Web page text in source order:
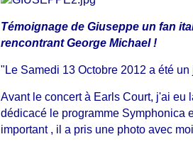
Témoignage de Giuseppe un fan
rencontrant George Michael !
"Le Samedi 13 Octobre 2012 a été
Avant le concert à Earls Court, j'ai eu
dédicacé le programme Symphonica
important , il a pris une photo avec